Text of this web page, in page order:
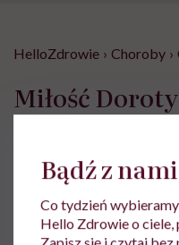
HelloZdrowie › Choroby ›
Miłość
choroby
prostu muszę
kliniki,
bohaterstwo”
Bądź z
Co tydzień
Hello Zdrowie o ciele,
Zapisz się i czytaj bez